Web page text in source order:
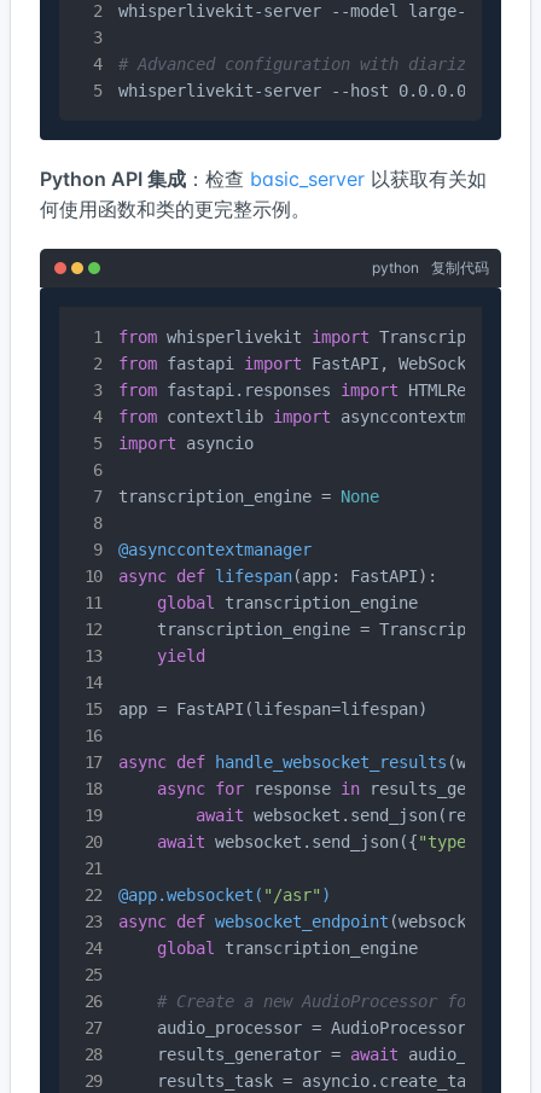
whisperlivekit-server --model large-v3
# Advanced configuration with diarization
whisperlivekit-server --host 0.0.0.0 --port
Python API 集成 ：检查 basic_server 以获取有关如
何使用函数和类的更完整示例。
python 复制代码
from whisperlivekit import
from fastapi import
from fastapi.responses import
from contextlib import
import asyncio
transcription_engine = None
@asynccontextmanager
async def lifespan(app: FastAPI):
global transcription_engine
transcription_engine =
yield
app = FastAPI(lifespan=lifespan)
async def handle_websocket_results (
async for response in
await websocket.send_json(response)
await websocket.send_json({"type"
@app.websocket( "/asr" )
async def websocket_endpoint (websocket:
global transcription_engine
# Create a new AudioProcessor for
audio_processor =
    results_generator =
await
results_task =